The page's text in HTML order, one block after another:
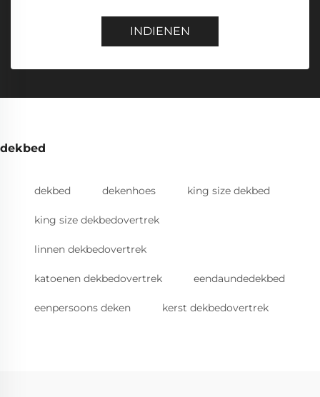
INDIENEN
dekbed
dekbed dekenhoes king size dekbed
king size dekbedovertrek
linnen dekbedovertrek
katoenen dekbedovertrek eendaundedekbed
eenpersoons deken kerst dekbedovertrek